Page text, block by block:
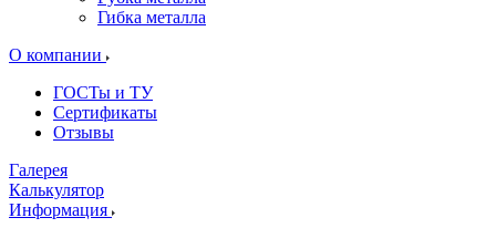
Гибка металла
О компании
ГОСТы и ТУ
Сертификаты
Отзывы
Галерея
Калькулятор
Информация